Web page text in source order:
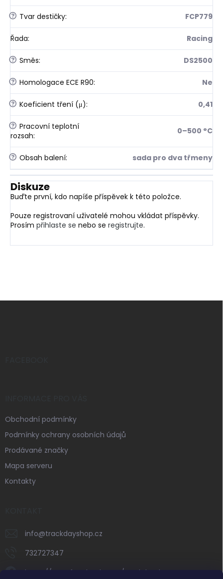
? Tvar destičky: FCP779
Řada: Racing
? Směs: DS2500
? Homologace ECE R90: Ne
? Koeficient tření (μ): 0,41
? Pracovní teplotní
rozsah: 0–500 °C
? Obsah balení: sada pro dva třmeny
Diskuze
Buďte první, kdo napíše příspěvek k této položce.
Pouze registrovaní uživatelé mohou vkládat příspěvky.
Prosím přihlaste se nebo se registrujte.
Z
Obchodní podmínky
Podmínky ochrany osobních údajů
Prodávané značky
Mapa serveru
Kontakty
info@trackdayshop.cz
732727347
https://www.facebook.com/trackdayshop